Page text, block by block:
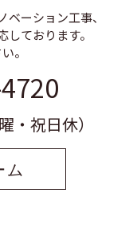
ーション工事、
ております。
。
・祝日休）
ム